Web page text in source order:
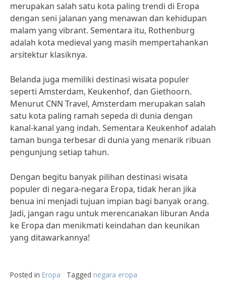
merupakan salah satu kota paling trendi di Eropa
dengan seni jalanan yang menawan dan kehidupan
malam yang vibrant. Sementara itu, Rothenburg
adalah kota medieval yang masih mempertahankan
arsitektur klasiknya.
Belanda juga memiliki destinasi wisata populer
seperti Amsterdam, Keukenhof, dan Giethoorn.
Menurut CNN Travel, Amsterdam merupakan salah
satu kota paling ramah sepeda di dunia dengan
kanal-kanal yang indah. Sementara Keukenhof adalah
taman bunga terbesar di dunia yang menarik ribuan
pengunjung setiap tahun.
Dengan begitu banyak pilihan destinasi wisata
populer di negara-negara Eropa, tidak heran jika
benua ini menjadi tujuan impian bagi banyak orang.
Jadi, jangan ragu untuk merencanakan liburan Anda
ke Eropa dan menikmati keindahan dan keunikan
yang ditawarkannya!
Posted in Eropa Tagged negara eropa